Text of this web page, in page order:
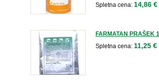
Spletna cena: 14,86 €
FARMATAN PRAŠEK
Spletna cena: 11,25 €